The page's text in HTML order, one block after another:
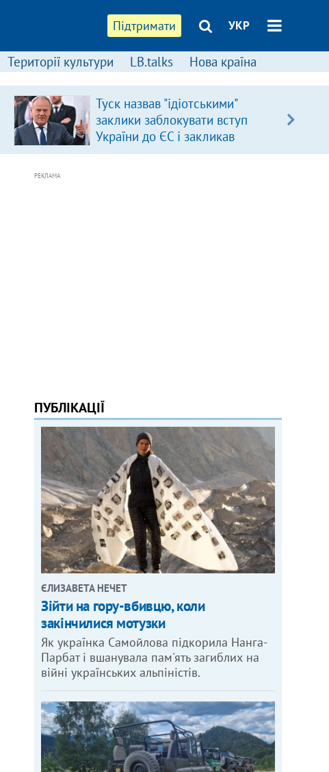
Підтримати УКР
Території культури LB.talks Нова країна
Туск назвав "ідіотськими"
заклики заблокувати вступ
України до ЄС і закликав
припинити антиукраїнську
РЕКЛАМА
ПУБЛІКАЦІЇ
ЄЛИЗАВЕТА НЕЧЕТ
Зійти на гору-вбивцю, коли
закінчилися мотузки
Як українка Самойлова підкорила Нанга-
Парбат і вшанувала пам'ять загиблих на
війні українських альпіністів.